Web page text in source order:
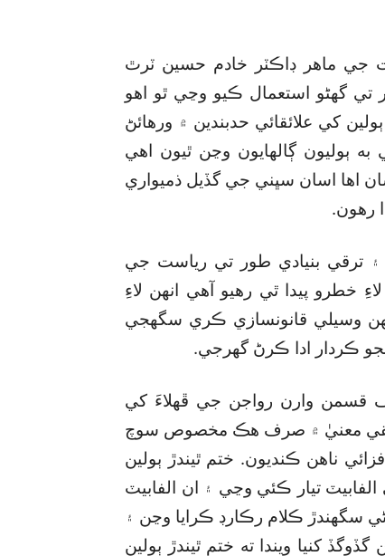
جي ماهر ڊاڪٽر خادم حسين ٽرٿ
تي گھڻو استعمال ڪيو وڃي ٿو اهو
کي علائقائي حدبندين ۾ ورهائڻ
ٻوليون ڳالهايون وڃن ٿيون اهي
اها اسان سڀني جي گڏيل ذميواري
رهون.
ترقي بنيادي طور تي رياست جي
خطرو پيدا ٿي رهيو آهي انهن لاءِ
وسيلي قانونسازي ڪري سگھجي
ڪردار ادا ڪرڻ گھرجي.
قسمن وارن رواجن جي ڦهلاءَ کي
معنيٰ ۾ صرف هڪ مخصوص سوچ
ناهن ڪنديون. ختم ٿيندڙ ٻولين
تيار ڪئي وڃي ۽ ان الفابيٽ
سگھندڙ ڪلام رڪارڊ ڪرايا وڃن ۽
کنيا ويندا ته ختم ٿيندڙ ٻولين